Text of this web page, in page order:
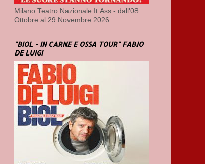
Milano Teatro Nazionale It.Ass.- dall'08
Ottobre al 29 Novembre 2026
"BIOL - IN CARNE E OSSA TOUR" FABIO
DE LUIGI